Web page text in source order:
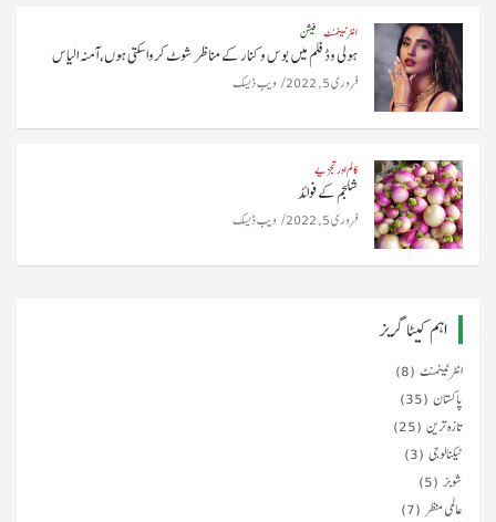
انٹرٹینمنٹ فیشن
ہولی وڈ فلم میں بوس و کنار کے مناظر شوٹ کروا سکتی ہوں، آمنہ الیاس
فروری 5, 2022 ویب ڈیسک
کالم اور تجزیے
شلجم کے فوائد
فروری 5, 2022 ویب ڈیسک
اہم کیٹا گریز
انٹرٹینمنٹ (8)
پاکستان (35)
تازہ ترین (25)
ٹیکنالوجی (3)
شوبز (5)
عالمی منظر (7)